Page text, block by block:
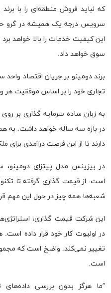
که نباید فروش منطقه‌ای را با
سرویس درجه یک همیشه در گرو
این کیفیت خدمات را بالا خواهد
سوق خواهد داد.
برند دومینو بر جریان اقتصاد
تجاری خود را بر اساس موفقیت هر
به زبان ساده سرمایه گذاری بر
در بازه سه ساله خواهد داشت. به
دارند تا از این فرصت درآمدی برای
در بیزینس مدل پیتزای دومینو،
است. از قیمت گذاری گرفته تا
شعبه‌ها همه چیز در حول این مهم
این شرکت قیمت گذاری،
در اولیوت کار خود قرار داده است.
تغییر نمی‌کند. واضخ است که
است.
“ما هرگز بدون بررسی